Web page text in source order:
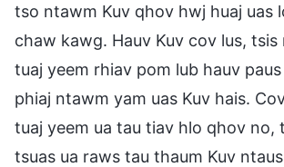
tso ntawm Kuv qhov hwj huaj uas
chaw kawg. Hauv Kuv cov lus, tsis
tuaj yeem rhiav pom lub hauv
phiaj ntawm yam uas Kuv hais.
tuaj yeem ua tau tiav hlo qhov no,
tsuas ua raws tau thaum Kuv